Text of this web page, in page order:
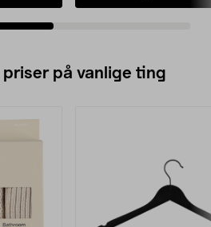
priser på vanlige ting